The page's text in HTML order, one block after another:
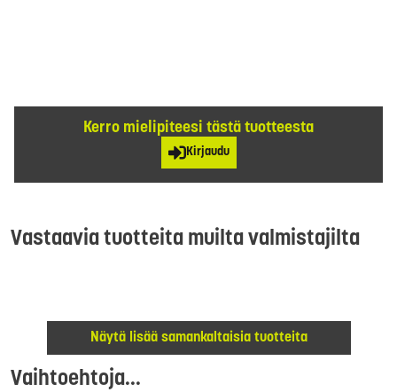
Kerro mielipiteesi tästä tuotteesta
Kirjaudu
Vastaavia tuotteita muilta valmistajilta
Näytä lisää samankaltaisia tuotteita
Vaihtoehtoja...